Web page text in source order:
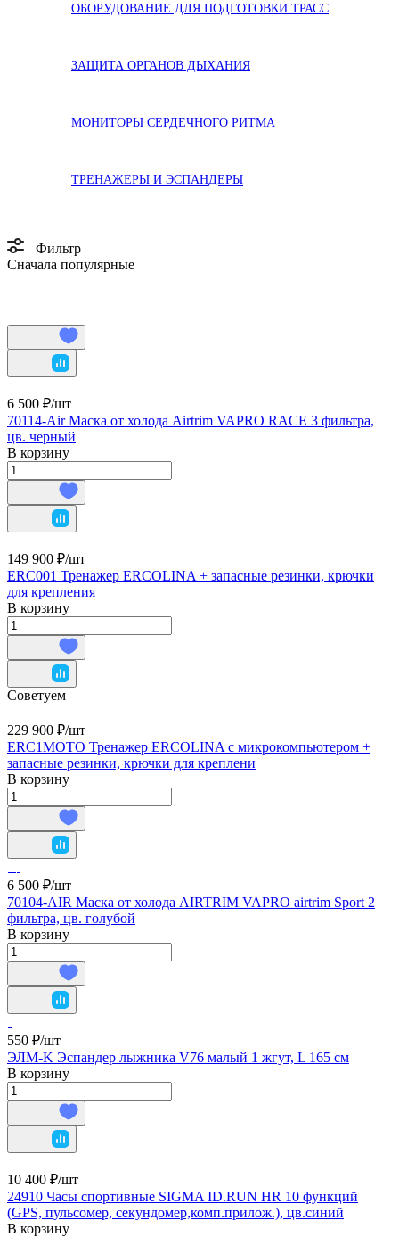
ОБОРУДОВАНИЕ ДЛЯ ПОДГОТОВКИ ТРАСС
ЗАЩИТА ОРГАНОВ ДЫХАНИЯ
МОНИТОРЫ СЕРДЕЧНОГО РИТМА
ТРЕНАЖЕРЫ И ЭСПАНДЕРЫ
Фильтр
Сначала популярные
6 500 ₽/шт
70114-Air Маска от холода Airtrim VAPRO RACE 3 фильтра,
цв. черный
В корзину
149 900 ₽/шт
ERC001 Тренажер ERCOLINA + запасные резинки, крючки
для крепления
В корзину
Советуем
229 900 ₽/шт
ERC1MOTO Тренажер ERCOLINA c микрокомпьютером +
запасные резинки, крючки для креплени
В корзину
6 500 ₽/шт
70104-AIR Маска от холода AIRTRIM VAPRO airtrim Sport 2
фильтра, цв. голубой
В корзину
550 ₽/шт
ЭЛМ-K Эспандер лыжника V76 малый 1 жгут, L 165 см
В корзину
10 400 ₽/шт
24910 Часы спортивные SIGMA ID.RUN HR 10 функций
(GPS, пульсомер, секундомер,комп.прилож.), цв.синий
В корзину